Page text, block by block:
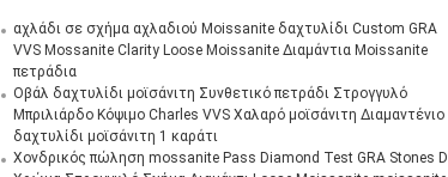
αχλάδι σε σχήμα αχλαδιού Moissanite δαχτυλίδι Custom GRA
VVS Mossanite Clarity Loose Moissanite Διαμάντια Moissanite
πετράδια
Οβάλ δαχτυλίδι μοϊσάνιτη Συνθετικό πετράδι Στρογγυλό
Μπριλιάρδο Κόψιμο Charles VVS Χαλαρό μοϊσάνιτη Διαμαντένιο
δαχτυλίδι μοϊσάνιτη 1 καράτι
Χονδρικός πώληση mossanite Pass Diamond Test GRA Stones D